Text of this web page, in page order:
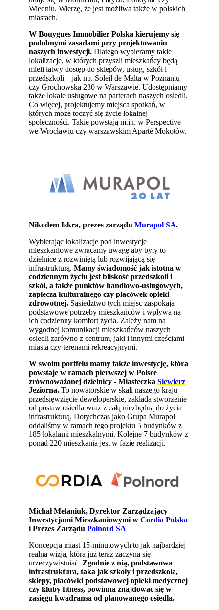
Wiedniu. Wierzę, że jest możliwa także w polskich
miastach.
W Bouygues Immobilier Polska kierujemy się
podobnymi zasadami przy projektowaniu
naszych inwestycji. Dlatego wybieramy takie
lokalizacje, w których przyszli mieszkańcy będą
mieli łatwy dostęp do sklepów, usług, szkół i
przedszkoli – jak np. Soleil de Malta w Poznaniu
czy Grochowska 230 w Warszawie. Udostępniamy
także lokale usługowe na parterach naszych osiedli.
Co więcej, projektujemy miejsca spotkań, w
których może toczyć się życie lokalnej
społeczności. Takie powstają m.in. w Perspective
we Wrocławiu czy warszawskim Aparté Mokotów.
Nikodem Iskra, prezes zarząduMurapol SA.
Wybierając lokalizacje pod inwestycje
mieszkaniowe zwracamy uwagę aby były to
dzielnice z rozwiniętą lub rozwijającą się
infrastrukturą.Mamy świadomość jak istotna w
codziennym życiu jest bliskość przedszkoli i
szkół, a także punktów handlowo-usługowych,
zaplecza kulturalnego czy placówek opieki
zdrowotnej. Sąsiedztwo tych miejsc zaspokaja
podstawowe potrzeby mieszkańców i wpływa na
ich codzienny komfort życia. Zależy nam na
wygodnej komunikacji mieszkańców naszych
osiedli zarówno z centrum, jaki i innymi częściami
miasta czy terenami rekreacyjnymi.
W swoim portfelu mamy także inwestycję, która
powstaje w ramach pierwszej w Polsce
zrównoważonej dzielnicy - MiasteczkaSiewierz
Jeziorna. To nowatorskie w skali naszego kraju
przedsięwzięcie deweloperskie, zakłada stworzenie
od postaw osiedla wraz z całą niezbędną do życia
infrastrukturą. Dotychczas jako Grupa Murapol
oddaliśmy w ramach tego projektu 5 budynków z
185 lokalami mieszkalnymi. Kolejne 7 budynków z
ponad 220 mieszkania jest w fazie realizacji.
Michał Melaniuk, Dyrektor Zarządzający
Inwestycjami Mieszkaniowymi wCordia Polska
i Prezes ZarząduPolnord SA
Koncepcja miast 15-minutowych to jak najbardziej
realna wizja, która już teraz zaczyna się
urzeczywistniać. Zgodnie z nią, podstawowa
infrastruktura, taka jak szkoły i przedszkola,
sklepy, placówki podstawowej opieki medycznej
czy kluby fitness, powinna znajdować się w
zasięgu kwadransa od planowanego osiedla.